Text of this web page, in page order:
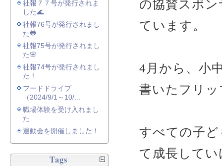
の協賛スポ
ています。
4月から、小
書いたフリ
すべての子
て成長して
社報７７号が発行されま
した🌊
社報76号が発行されまし
た🐸
社報75号が発行されまし
た🌸
社報74号が発行されまし
た！
フードドライブ
（2024/9/1～10/...
職場体験を受け入れまし
た
運動会を開催しました！
Tags